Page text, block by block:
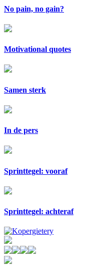
No pain, no gain?
Motivational quotes
Samen sterk
In de pers
Sprinttegel: vooraf
Sprinttegel: achteraf